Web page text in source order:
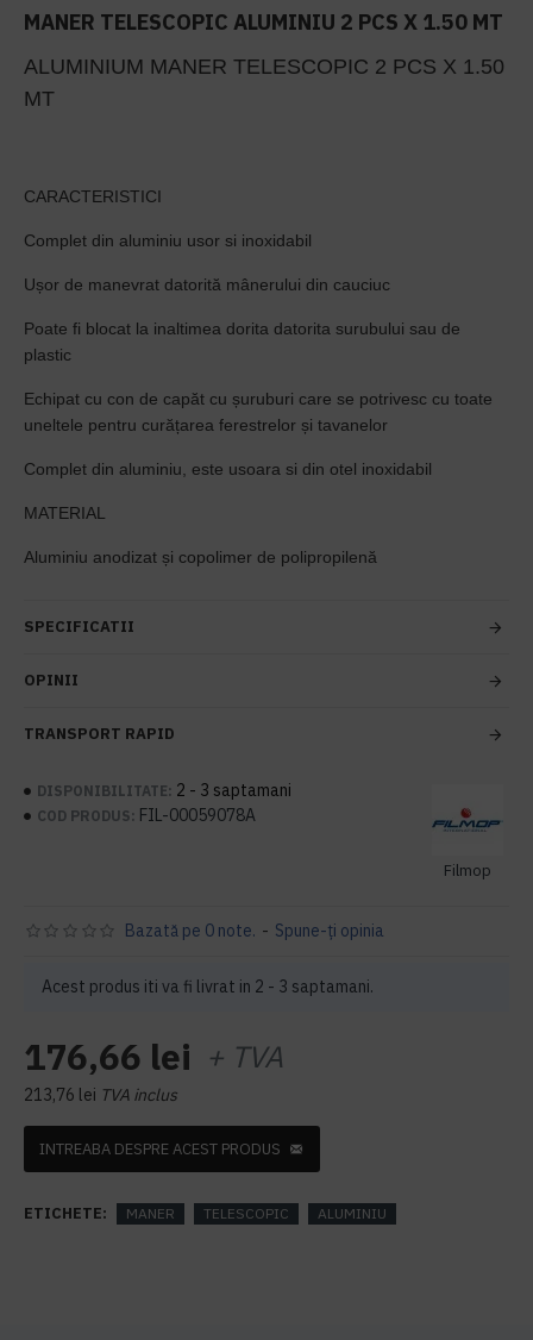
MANER TELESCOPIC ALUMINIU 2 PCS X 1.50 MT
ALUMINIUM MANER TELESCOPIC 2 PCS X 1.50
MT
CARACTERISTICI
Complet din aluminiu usor si inoxidabil
Ușor de manevrat datorită mânerului din cauciuc
Poate fi blocat la inaltimea dorita datorita surubului sau de
plastic
Echipat cu con de capăt cu șuruburi care se potrivesc cu toate
uneltele pentru curățarea ferestrelor și tavanelor
Complet din aluminiu, este usoara si din otel inoxidabil
MATERIAL
Aluminiu anodizat și copolimer de polipropilenă
SPECIFICATII
OPINII
TRANSPORT RAPID
DISPONIBILITATE: 2 - 3 saptamani
COD PRODUS: FIL-00059078A
Filmop
Acest produs iti va fi livrat in 2 - 3 saptamani.
Bazată pe 0 note. - Spune-ţi opinia
176,66 lei + TVA
213,76 lei TVA inclus
INTREABA DESPRE ACEST PRODUS
ETICHETE: MANER TELESCOPIC ALUMINIU